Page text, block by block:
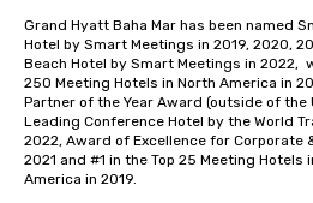
Grand Hyatt Baha Mar has been named
Hotel by Smart Meetings in 2019, 2020,
Beach Hotel by Smart Meetings in 2022,
250 Meeting Hotels in North America in
Partner of the Year Award (outside of the
Leading Conference Hotel by the World
2022, Award of Excellence for Corporate
2021 and #1 in the Top 25 Meeting Hotels
America in 2019.